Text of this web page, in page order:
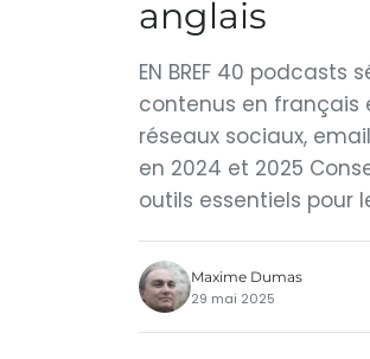
anglais
EN BREF 40
contenus en français
réseaux sociaux,
en 2024 et 2025
outils essentiels pour
Maxime Dumas
29 mai 2025